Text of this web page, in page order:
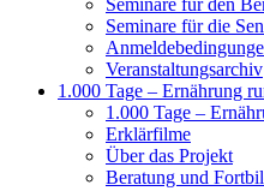
Seminare für den
Seminare für die
Veranstaltungsarchiv
1.000 Tage – Ernährung
1.000 Tage –
Erklärfilme
Über das Projekt
Beratung und